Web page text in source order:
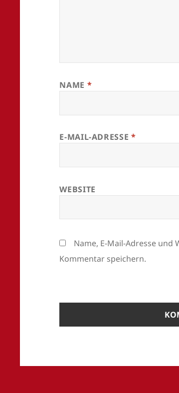
NAME *
E-MAIL-ADRESSE *
WEBSITE
Name, E-Mail-Adresse
Kommentar speichern.